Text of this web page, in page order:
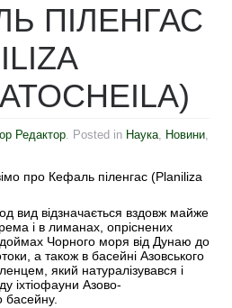
ПІЛЕНГАС
Редактор . Posted in Наука Новини
про Кефаль піленгас (Planiliza
вид відзначається вздовж майже
і в лиманах, опріснених
Чорного моря від Дунаю до
а також в басейні Азовського
який натуралізувався і
іхтіофауни Азово-
басейну.